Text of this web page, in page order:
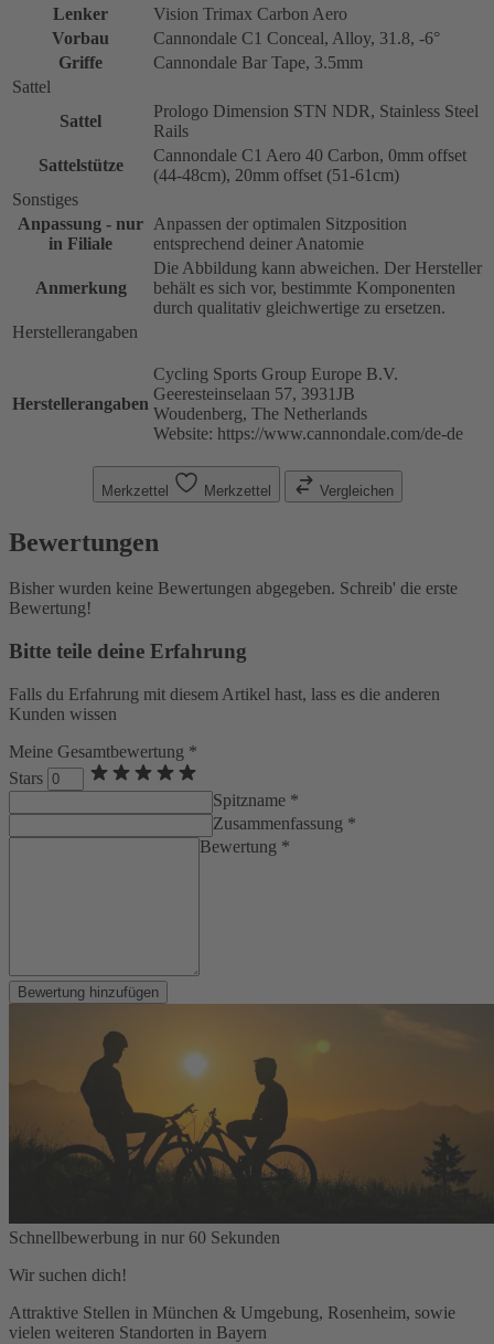
Lenker
Vision Trimax Carbon Aero
Vorbau
Cannondale C1 Conceal, Alloy, 31.8, -6°
Griffe
Cannondale Bar Tape, 3.5mm
Sattel
Sattel
Prologo Dimension STN NDR, Stainless Steel
Rails
Sattelstütze
Cannondale C1 Aero 40 Carbon, 0mm offset
(44-48cm), 20mm offset (51-61cm)
Sonstiges
Anpassung - nur
in Filiale
Anpassen der optimalen Sitzposition
entsprechend deiner Anatomie
Anmerkung
Die Abbildung kann abweichen. Der Hersteller
behält es sich vor, bestimmte Komponenten
durch qualitativ gleichwertige zu ersetzen.
Herstellerangaben
Herstellerangaben
Cycling Sports Group Europe B.V.
Geeresteinselaan 57, 3931JB
Woudenberg, The Netherlands
Website: https://www.cannondale.com/de-de
Merkzettel Merkzettel Vergleichen
Bewertungen
Bisher wurden keine Bewertungen abgegeben. Schreib' die erste
Bewertung!
Bitte teile deine Erfahrung
Falls du Erfahrung mit diesem Artikel hast, lass es die anderen
Kunden wissen
Meine Gesamtbewertung *
Stars
Spitzname *
Zusammenfassung *
Bewertung *
Bewertung hinzufügen
Schnellbewerbung in nur 60 Sekunden
Wir suchen dich!
Attraktive Stellen in München & Umgebung, Rosenheim, sowie
vielen weiteren Standorten in Bayern